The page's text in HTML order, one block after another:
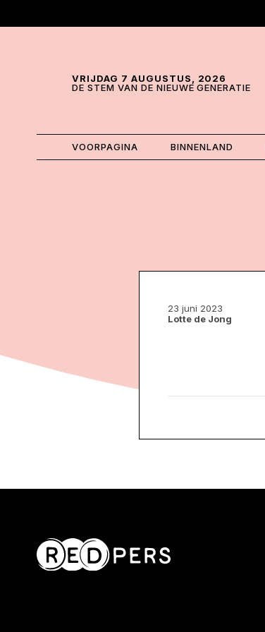
VRIJDAG 7 AUGUSTUS, 2026
DE STEM VAN DE NIEUWE GENERATIE
VOORPAGINA BINNENLAND
23 juni 2023
Lotte de Jong